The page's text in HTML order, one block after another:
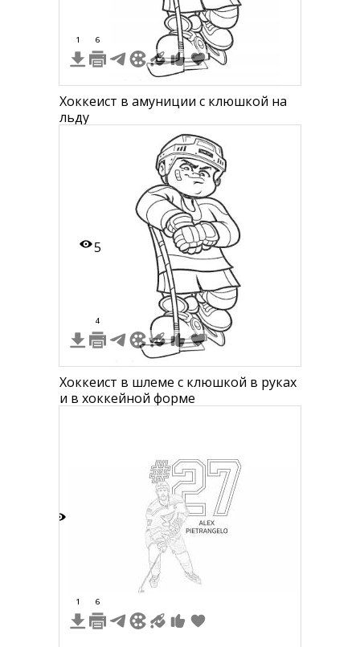
1 6
Хоккеист в амуниции с клюшкой на
льду
5
4
Хоккеист в шлеме с клюшкой в руках
и в хоккейной форме
1 6